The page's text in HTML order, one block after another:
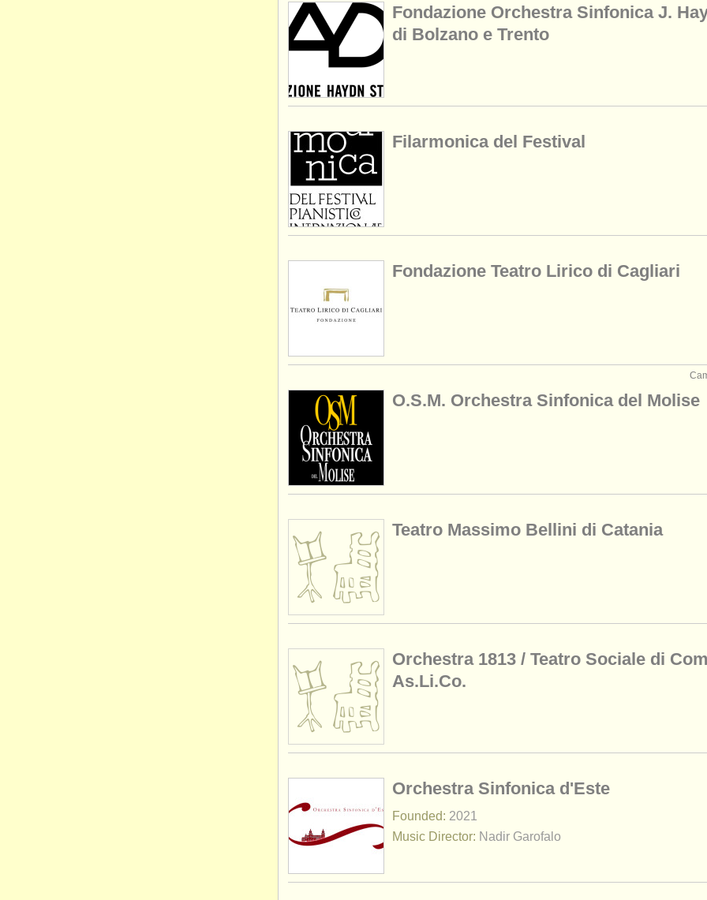
Fondazione Orchestra Sinfonica J.
di Bolzano e Trento
Filarmonica del Festival
Fondazione Teatro Lirico di Cagliari
O.S.M. Orchestra Sinfonica del Molise
Teatro Massimo Bellini di Catania
Orchestra 1813 / Teatro Sociale di
As.Li.Co.
Orchestra Sinfonica d'Este
Founded: 2021
Music Director: Nadir Garofalo